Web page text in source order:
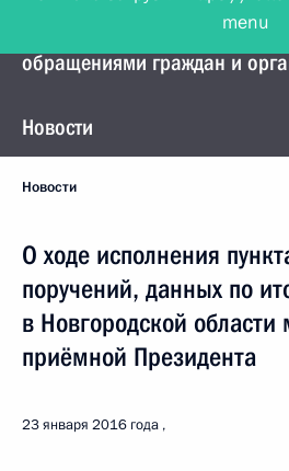
Управление Президента по
обращениями граждан и
Новости
Новости
О ходе исполнения
поручений, данных по
в Новгородской области
приёмной Президента
23 января 2016 года
menu